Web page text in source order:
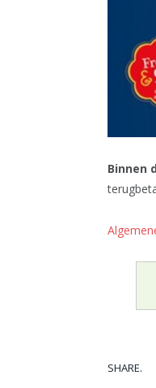
Binnen
SHARE.